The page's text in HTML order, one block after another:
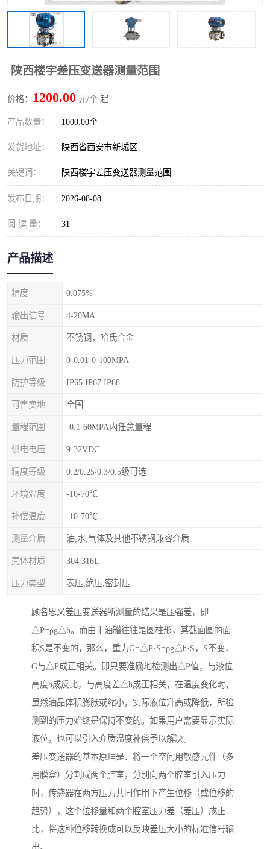
陕西楼宇差压变送器测量范围
价格： 1200.00 元/个 起
产品数量： 1000.00个
发货地址： 陕西省西安市新城区
关键词： 陕西楼宇差压变送器测量范围
发布日期： 2026-08-08
阅 读 量： 31
产品描述
精度 0.075%
输出信号 4-20MA
材质 不锈钢，哈氏合金
压力范围 0-0.01-0-100MPA
防护等级 IP65.IP67.IP68
可售卖地 全国
量程范围 -0.1-60MPA内任意量程
供电电压 9-32VDC
精度等级 0.2/0.25/0.3/0.5级可选
环境温度 -10-70℃
补偿温度 -10-70℃
测量介质 油,水,气体及其他不锈钢兼容介质
壳体材质 304,316L
压力类型 表压,绝压,密封压
顾名思义差压变送器所测量的结果是压强差，即
△P=ρg△h。而由于油罐往往是圆柱形，其截面圆的面
积S是不变的，那么，重力G=△P·S=ρg△h·S，S不变，
G与△P成正相关。即只要准确地检测出△P值，与液位
高度h成反比，与高度差△h成正相关，在温度变化时，
虽然油品体积膨胀或缩小，实际液位升高或降低，所检
测到的压力始终是保持不变的。如果用户需要显示实际
液位，也可以引入介质温度补偿予以解决。
差压变送器的基本原理是、将一个空间用敏感元件（多
用膜盒）分割成两个腔室，分别向两个腔室引入压力
时，传感器在两方压力共同作用下产生位移（或位移的
趋势），这个位移量和两个腔室压力差（差压）成正
比，将这种位移转换成可以反映差压大小的标准信号输